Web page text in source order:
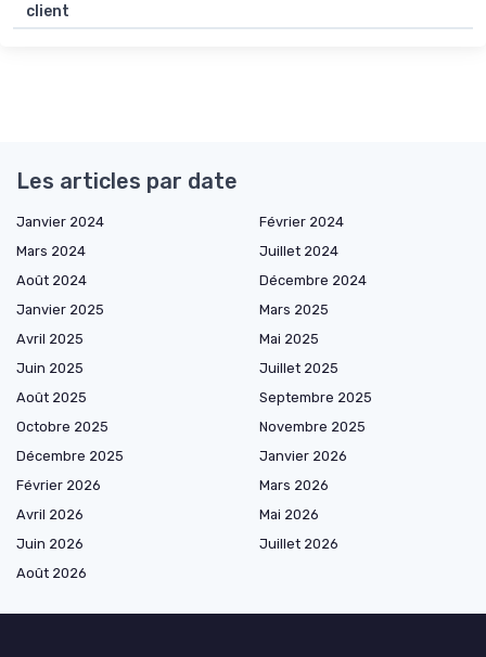
client
Les articles par date
Janvier 2024
Février 2024
Mars 2024
Juillet 2024
Août 2024
Décembre 2024
Janvier 2025
Mars 2025
Avril 2025
Mai 2025
Juin 2025
Juillet 2025
Août 2025
Septembre 2025
Octobre 2025
Novembre 2025
Décembre 2025
Janvier 2026
Février 2026
Mars 2026
Avril 2026
Mai 2026
Juin 2026
Juillet 2026
Août 2026